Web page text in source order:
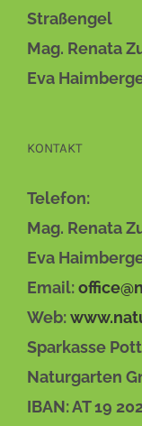
Straßengel
Mag. Renata
Eva
KONTAKT
Telefon:
Mag. Renata
Eva
Email:
Web:
Sparkasse
Naturgarten
IBAN: AT 19